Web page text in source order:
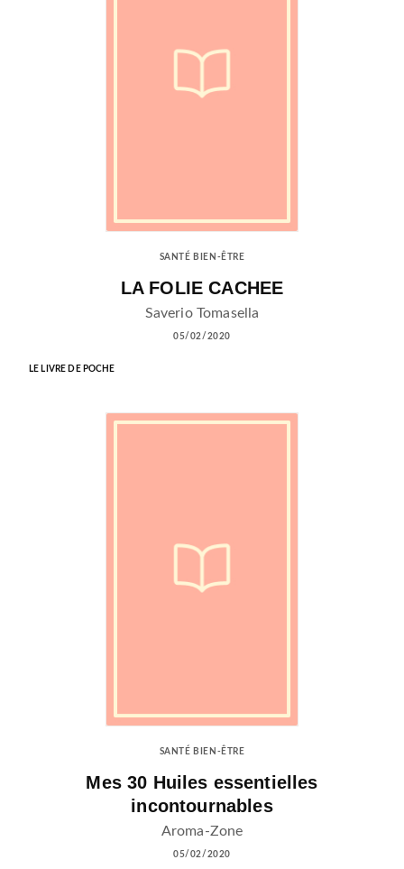
SANTÉ BIEN-ÊTRE
LA FOLIE CACHEE
Saverio Tomasella
05/02/2020
LE LIVRE DE POCHE
SANTÉ BIEN-ÊTRE
Mes 30 Huiles essentielles
incontournables
Aroma-Zone
05/02/2020